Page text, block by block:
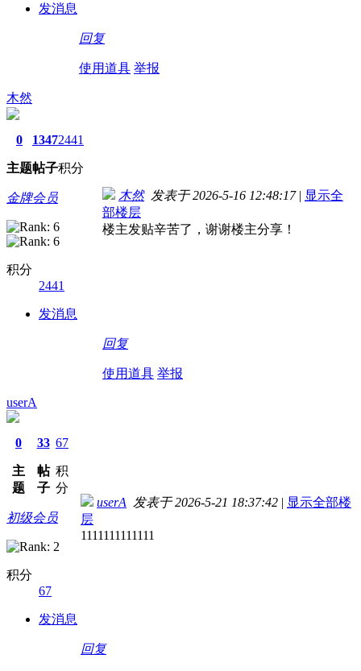
发消息
回复
使用道具 举报
木然
0
主题
1347
帖子
2441
积分
金牌会员
积分
2441
发消息
木然发表于 2026-5-16 12:48:17 | 显示全
部楼层
楼主发贴辛苦了，谢谢楼主分享！
回复
使用道具 举报
userA
0
主
题
33
帖
子
67
积
分
初级会员
积分
67
发消息
userA 发表于 2026-5-21 18:37:42 | 显示全部楼
层
1111111111111
回复